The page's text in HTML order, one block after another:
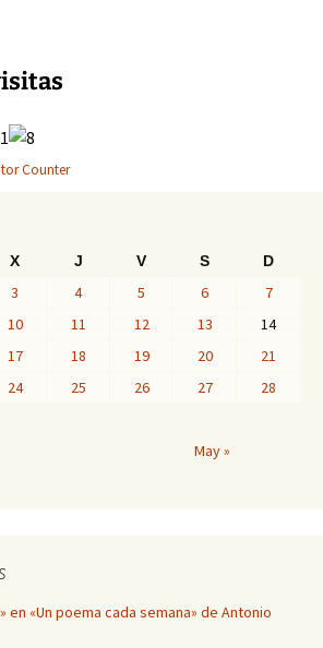
Counter
X J V S D
3 4 5 6
7
10 11 12 13
14
17 18 19 20
21
24 25 26 27
28
May »
en «Un poema cada semana» de Antonio